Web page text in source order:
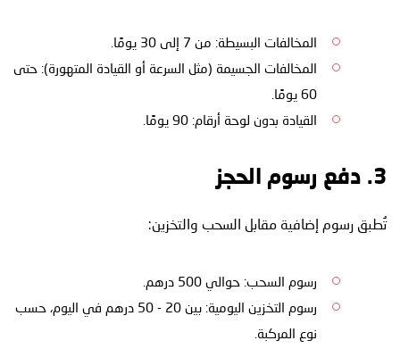
المخالفات البسيطة: من 7 إلى 30 يومًا.
المخالفات الجسيمة (مثل السرعة أو القيادة المتهورة): حتى
60 يومًا.
القيادة بدون لوحة أرقام: 90 يومًا.
3. دفع رسوم الحجز
تُطبق رسوم إضافية مقابل السحب والتخزين:
رسوم السحب: حوالي 500 درهم.
رسوم التخزين اليومية: بين 20 - 50 درهم في اليوم، حسب
نوع المركبة.